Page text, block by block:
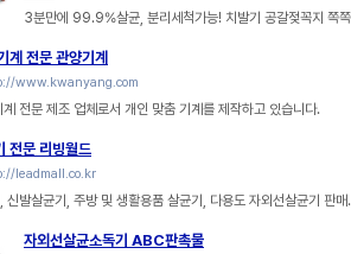
3분만에 99.9%살균, 분리세척가능! 치발기 공갈젖꼭지 쪽
계 전문 관양기계
www.kwanyang.com
계 전문 제조 업체로서 개인 맞춤 기계를 제작하고 있습니다.
전문 리빙월드
leadmall.co.kr
신발살균기, 주방 및 생활용품 살균기, 다용도 자외선살균기 판매.
자외선살균소독기 ABC판촉물